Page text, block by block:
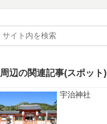
周辺の関連記事(スポット)
宇治神社